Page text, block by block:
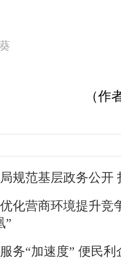
（作
规范基层政务公开
化营商环境提升竞
”
务“加速度” 便民利